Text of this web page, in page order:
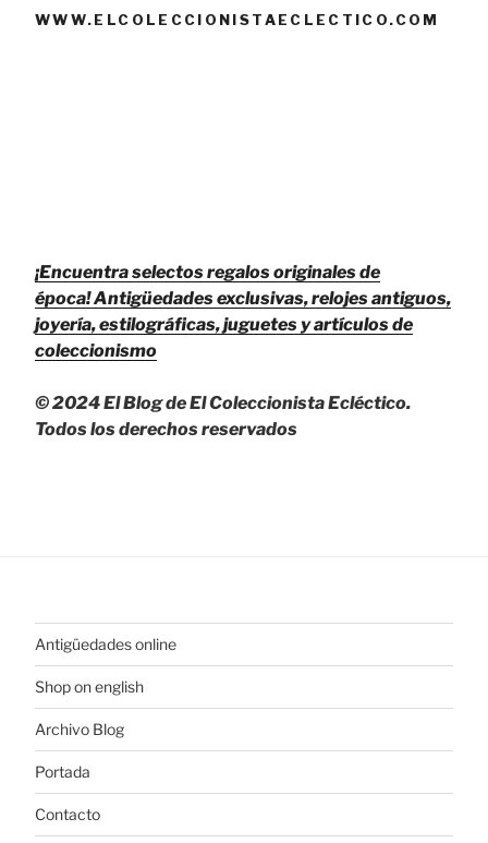
WWW.ELCOLECCIONISTAECLECTICO.COM
¡Encuentra selectos regalos originales de
época!Antigüedades exclusivas, relojes antiguos,
joyería, estilográficas, juguetes y artículos de
coleccionismo
© 2024 El Blog de El Coleccionista Ecléctico.
Todos los derechos reservados
Antigüedades online
Shop on english
Archivo Blog
Portada
Contacto